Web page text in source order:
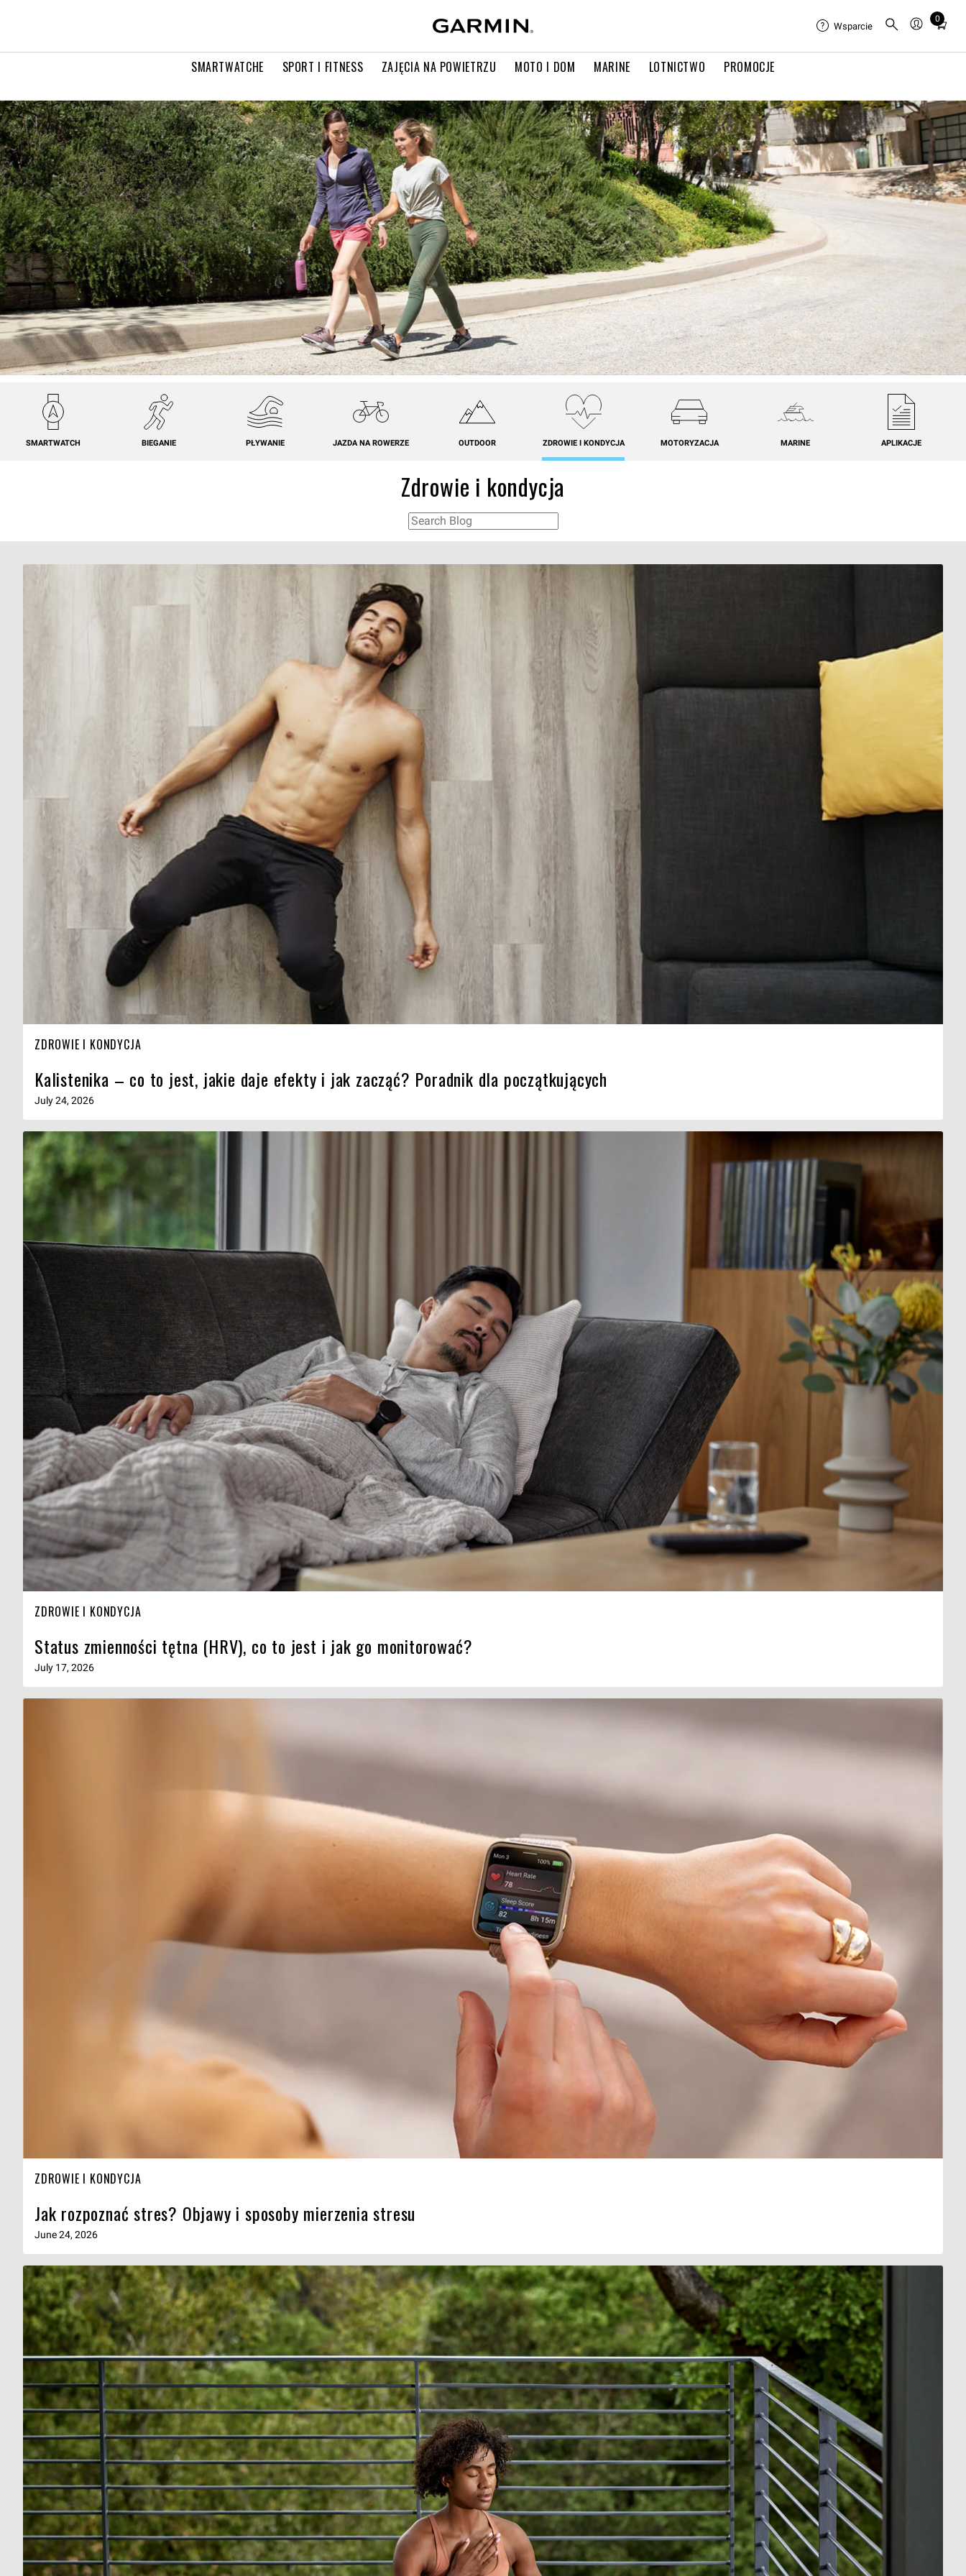
SMARTWATCHE SPORT I FITNESS ZAJĘCIA NA POWIETRZU MOTO I DOM MARINE LOTNICTWO PROMOCJE
Wsparcie
0
Total
in
SMARTWATCH BIEGANIE PŁYWANIE JAZDA NA ROWERZE OUTDOOR ZDROWIE I KONDYCJA MOTORYZACJA MARINE APLIKACJE
Zdrowie i kondycja
ZDROWIE I KONDYCJA
Kalistenika – co to jest, jakie daje efekty i jak zacząć? Poradnik dla początkujących
July 24, 2026
ZDROWIE I KONDYCJA
Status zmienności tętna (HRV), co to jest i jak go monitorować?
July 17, 2026
ZDROWIE I KONDYCJA
Jak rozpoznać stres? Objawy i sposoby mierzenia stresu
June 24, 2026